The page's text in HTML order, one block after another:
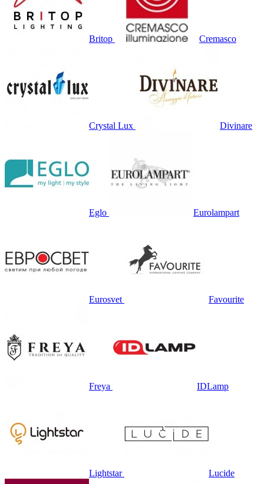
Britop Cremasco
Crystal Lux Divinare
Eglo Eurolampart
Eurosvet Favourite
Freya IDLamp
Lightstar Lucide